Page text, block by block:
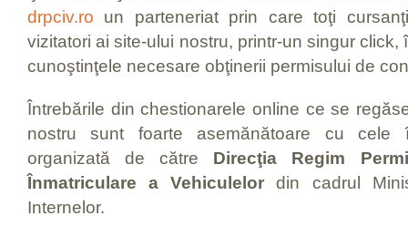
drpciv.ro un parteneriat prin care toţi
vizitatori ai site-ului nostru, printr-un singur
cunoştinţele necesare obţinerii permisului de
Întrebările din chestionarele online ce se
nostru sunt foarte asemănătoare cu cele
organizată de către Direcţia Regim
Înmatriculare a Vehiculelor din cadrul
Internelor.